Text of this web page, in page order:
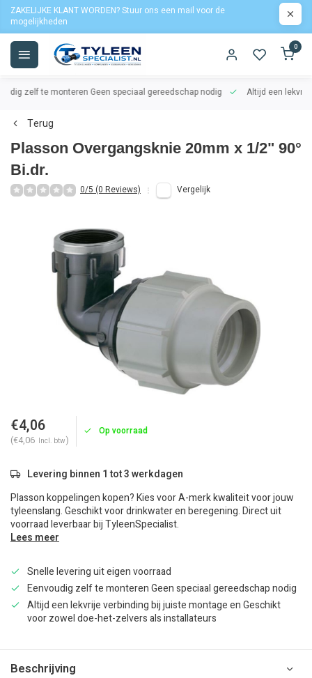
ZAKELIJKE KLANT WORDEN? Stuur ons een mail voor de
mogelijkheden
0
zelf te monteren Geen speciaal gereedschap nodig Altijd een
Terug
Plasson Overgangsknie 20mm x 1/2" 90°
Bi.dr.
0/5 (0 Reviews) Vergelijk
€4,06
(€4,06 Incl. btw)
Op voorraad
Levering binnen 1 tot 3 werkdagen
Plasson koppelingen kopen? Kies voor A-merk kwaliteit voor jouw
tyleenslang. Geschikt voor drinkwater en beregening. Direct uit
voorraad leverbaar bij TyleenSpecialist.
Lees meer
Snelle levering uit eigen voorraad
Eenvoudig zelf te monteren Geen speciaal gereedschap nodig
Altijd een lekvrije verbinding bij juiste montage en Geschikt
voor zowel doe-het-zelvers als installateurs
Beschrijving